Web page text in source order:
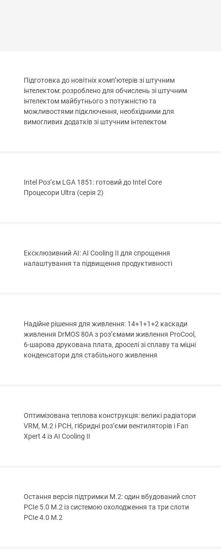
Підготовка до новітніх комп’ютерів зі штучним
інтелектом: розроблено для обчислень зі штучним
інтелектом майбутнього з потужністю та
можливостями підключення, необхідними для
вимогливих додатків зі штучним інтелектом
Intel Роз’єм LGA 1851: готовий до Intel Core
Процесори Ultra (серія 2)
Ексклюзивний AI: AI Cooling II для спрощення
налаштування та підвищення продуктивності
Надійне рішення для живлення: 14+1+1+2 каскади
живлення DrMOS 80A з роз’ємами живлення ProCool,
6-шарова друкована плата, дроселі зі сплаву та міцні
конденсатори для стабільного живлення
Оптимізована теплова конструкція: великі радіатори
VRM, M.2 і PCH, гібридні роз’єми вентиляторів і Fan
Xpert 4 із AI Cooling II
Остання версія підтримки M.2: один вбудований слот
PCIe 5.0 M.2 із системою охолодження та три слоти
PCIe 4.0 M.2